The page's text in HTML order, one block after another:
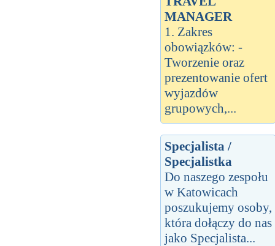
MANAGER
1. Zakres
obowiązków: -
Tworzenie oraz
prezentowanie ofert
wyjazdów
grupowych,...
Specjalista /
Specjalistka
Do naszego zespołu
w Katowicach
poszukujemy osoby,
która dołączy do nas
jako Specjalista...